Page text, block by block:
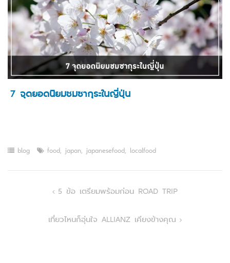
7 จุดยอดนิยมชมซากุระในญี่ปุ่น
blog food, japan, japanesefood, localfood
navigation
5 ข้อ เตรียมพร้อมก่อน ROAD TRIP
เที่ยวไหนก็อุ่นใจ ALLIANZ เคียงข้างคุณ